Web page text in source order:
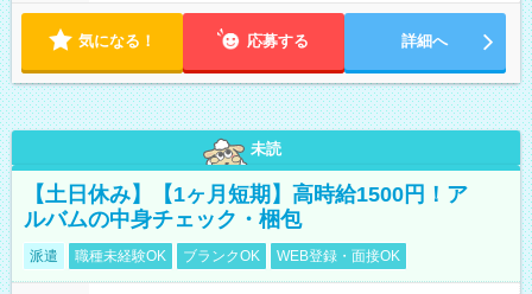
気になる！ 応募する 詳細へ
未読
【土日休み】【1ヶ月短期】高時給1500円！ア
ルバムの中身チェック・梱包
派遣 職種未経験OK ブランクOK WEB登録・面接OK